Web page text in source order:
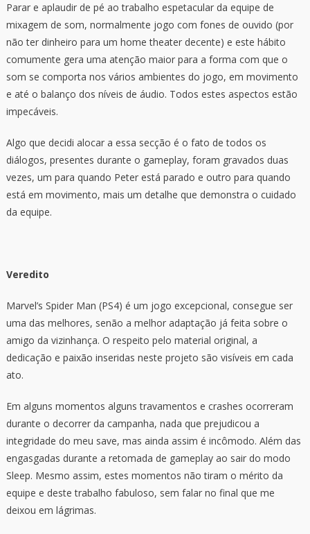
Parar e aplaudir de pé ao trabalho espetacular da equipe de
mixagem de som, normalmente jogo com fones de ouvido (por
não ter dinheiro para um home theater decente) e este hábito
comumente gera uma atenção maior para a forma com que o
som se comporta nos vários ambientes do jogo, em movimento
e até o balanço dos níveis de áudio. Todos estes aspectos estão
impecáveis.
Algo que decidi alocar a essa secção é o fato de todos os
diálogos, presentes durante o gameplay, foram gravados duas
vezes, um para quando Peter está parado e outro para quando
está em movimento, mais um detalhe que demonstra o cuidado
da equipe.
Veredito
Marvel’s Spider Man (PS4) é um jogo excepcional, consegue ser
uma das melhores, senão a melhor adaptação já feita sobre o
amigo da vizinhança. O respeito pelo material original, a
dedicação e paixão inseridas neste projeto são visíveis em cada
ato.
Em alguns momentos alguns travamentos e crashes ocorreram
durante o decorrer da campanha, nada que prejudicou a
integridade do meu save, mas ainda assim é incômodo. Além das
engasgadas durante a retomada de gameplay ao sair do modo
Sleep. Mesmo assim, estes momentos não tiram o mérito da
equipe e deste trabalho fabuloso, sem falar no final que me
deixou em lágrimas.